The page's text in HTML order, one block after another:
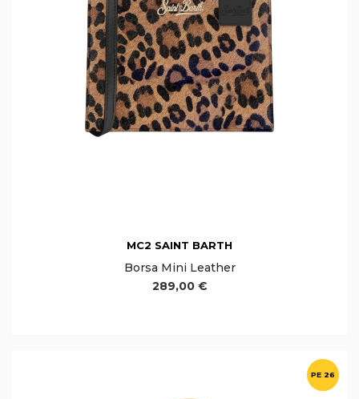
MC2 SAINT BARTH
Borsa Mini Leather
289,00 €
PE 26